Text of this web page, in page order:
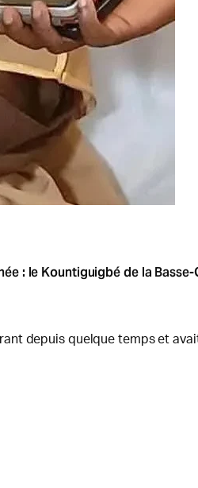
: le Kountiguigbé de la
depuis quelque temps et